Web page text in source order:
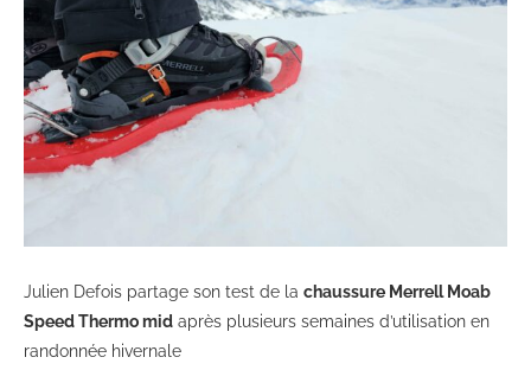
Julien Defois partage son test de la chaussure Merrell Moab
Speed Thermo mid après plusieurs semaines d’utilisation en
randonnée hivernale